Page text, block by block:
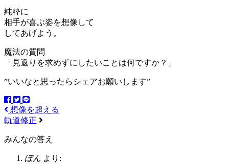
純粋に
相手が喜ぶ姿を想像して
してあげよう。
魔法の質問
「見返りを求めずにしたいことは何ですか？」
”いいなと思ったらシェアお願いします”
想像を超える
軌道修正
みんなの答え
ぼん より: